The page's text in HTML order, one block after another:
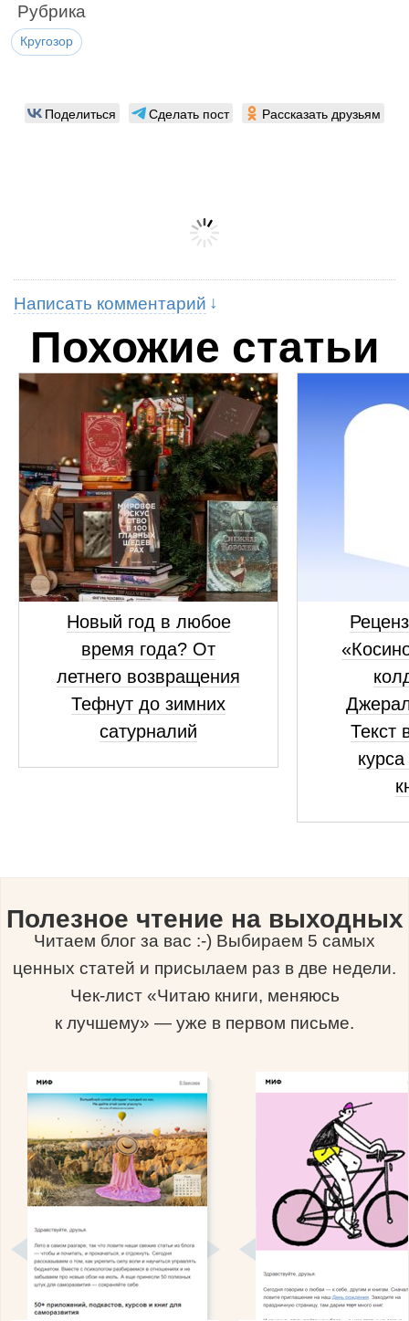
Рубрика
Кругозор
Поделиться Сделать пост Рассказать друзьям
Написать комментарий
Похожие статьи
Новый год в любое
время года? От
летнего возвращения
Тефнут до зимних
сатурналий
Текст
Полезное чтение на выходных
Читаем блог за вас :-) Выбираем 5 самых
ценных статей и присылаем раз в две недели.
Чек-лист «Читаю книги, меняюсь
к лучшему» — уже в первом письме.